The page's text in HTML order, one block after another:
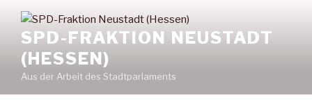
Inhalt
springenSPD-FRAKTION NEUSTADT
(HESSEN)
Aus der Arbeit des Stadtparlaments